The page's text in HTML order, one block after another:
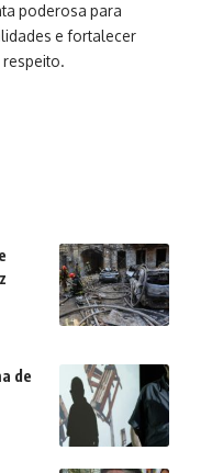
poderosa para
e fortalecer
respeito.
de